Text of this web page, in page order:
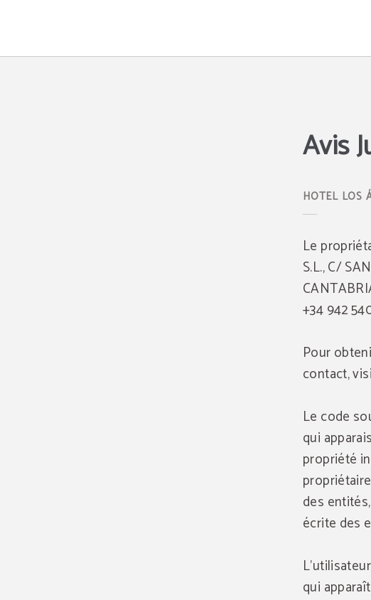
Avis Juridique Hotel Los Ángeles - Site Web Officiel
Avis
Le
S.L., C/
+34 942
Pour
contact,
Le code
qui
propriété
des
écrite des
qui